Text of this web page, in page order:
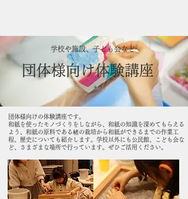
​団体様向け体験講座
​学校や施設、子ども会など
団体様向けの体験講座です。
和紙を使ったモノづくりをしながら、和紙の知識を深めてもらえる
よう、和紙の原料である楮の栽培から和紙ができるまでの作業工
程、歴史についても紹介します。 学校以外にも公民館、こども会な
ど、さまざまな場所で行っています。 ぜひご活用ください。